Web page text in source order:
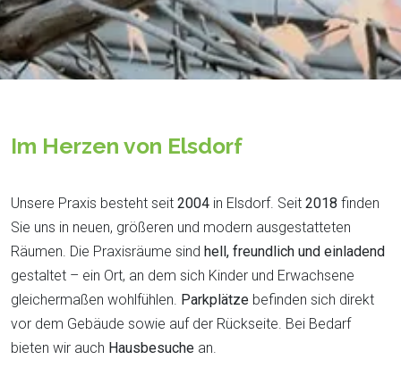
Im Herzen von Elsdorf
Unsere Praxis besteht seit 2004 in Elsdorf. Seit 2018 finden
Sie uns in neuen, größeren und modern ausgestatteten
Räumen. Die Praxisräume sind hell, freundlich und einladend
gestaltet – ein Ort, an dem sich Kinder und Erwachsene
gleichermaßen wohlfühlen. Parkplätze befinden sich direkt
vor dem Gebäude sowie auf der Rückseite. Bei Bedarf
bieten wir auch Hausbesuche an.